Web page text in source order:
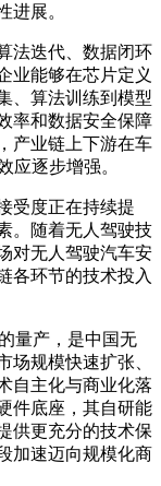
进展。
迭代、数据闭环
业能够在芯片定义
、算法训练到模型
率和数据安全保障
产业链上下游在车
应逐步增强。
度正在持续提
。随着无人驾驶技
对无人驾驶汽车安
各环节的技术投入
量产，是中国无
场规模快速扩张、
自主化与商业化落
件底座，其自研能
供更充分的技术保
加速迈向规模化商